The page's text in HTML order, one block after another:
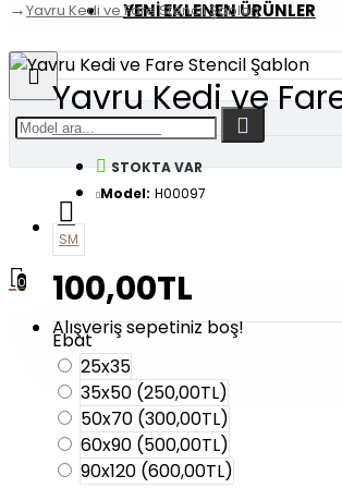
YENI EKLENEN ÜRÜNLER
0
Alışveriş sepetiniz boş!
Yavru Kedi ve Fare Stencil Şablon
Yavru Kedi ve
STOKTA VAR
Model: H00097
SM
100,00TL
Ebat
25x35
35x50 (250,00TL)
50x70 (300,00TL)
60x90 (500,00TL)
90x120 (600,00TL)